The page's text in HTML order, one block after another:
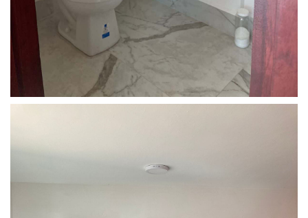
Correo Electrónico *
Teléfono*
Mensaje